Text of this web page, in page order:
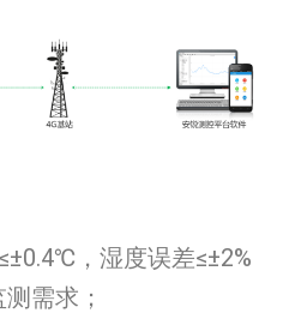
，湿度误差≤±2%
需求；